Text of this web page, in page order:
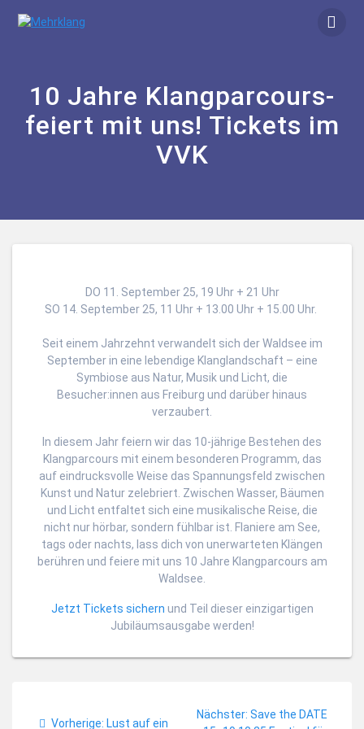
10 Jahre Klangparcours-
feiert mit uns! Tickets im
VVK
DO 11. September 25, 19 Uhr + 21 Uhr
SO 14. September 25, 11 Uhr + 13.00 Uhr + 15.00 Uhr.
Seit einem Jahrzehnt verwandelt sich der Waldsee im
September in eine lebendige Klanglandschaft – eine
Symbiose aus Natur, Musik und Licht, die
Besucher:innen aus Freiburg und darüber hinaus
verzaubert.
In diesem Jahr feiern wir das 10-jährige Bestehen des
Klangparcours mit einem besonderen Programm, das
auf eindrucksvolle Weise das Spannungsfeld zwischen
Kunst und Natur zelebriert. Zwischen Wasser, Bäumen
und Licht entfaltet sich eine musikalische Reise, die
nicht nur hörbar, sondern fühlbar ist. Flaniere am See,
tags oder nachts, lass dich von unerwarteten Klängen
berühren und feiere mit uns 10 Jahre Klangparcours am
Waldsee.
Jetzt Tickets sichern und Teil dieser einzigartigen
Jubiläumsausgabe werden!
Vorherige: Vorheriger
Lust auf ein
Nächster: Nächster
Save the DATE